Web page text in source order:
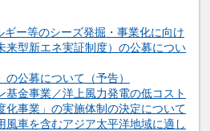
ー等のシーズ発掘・事業化に向け
来型新エネ実証制度）の公募につい
の公募について（予告）
基金事業／洋上風力発電の低コスト
化事業」の実施体制の決定について
風車を含むアジア太平洋地域に適し